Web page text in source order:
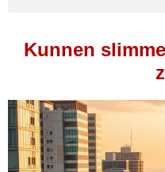
Kunnen